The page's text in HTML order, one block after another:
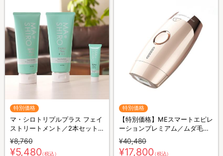
特別価格
マ・シロトリプルプラス フェイ
ストリートメント／2本セット
(ミニマ・シロトリプルプラス
20g付き)
¥8,760
¥5,480（税込）
特別価格
【特別価格】MEスマートエピレ
ーションプレミアム／ムダ毛ケ
アアイテム
¥40,480
¥17,800（税込）